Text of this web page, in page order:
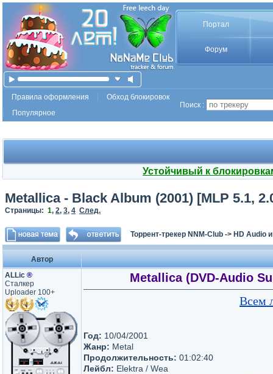
Портал
Форум
Правила оформления
Обход блокировок
Популярное
Поиск :
Устойчивый к
Metallica - Black Album (2001) [MLP 5.1,
Страницы: 1, 2, 3, 4 След.
Торрент-трекер NNM-Club -> HD Audio
Автор
ALLic ®
Сталкер
Uploader 100+
Metallica (DVD-Audio
Всем
Год: 10/04/2001
Жанр: Metal
Продолжительность: 01:02:40
Лейбл: Elektra / Wea